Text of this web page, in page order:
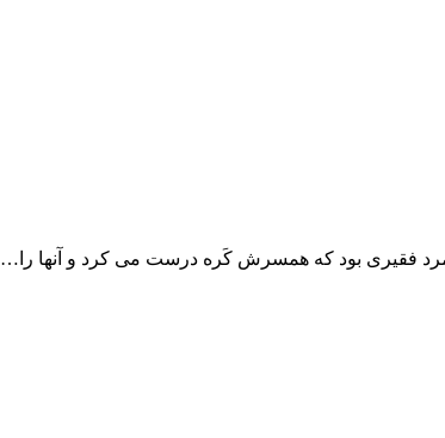
فقیری بود که همسرش کَره درست می کرد و آنها را…